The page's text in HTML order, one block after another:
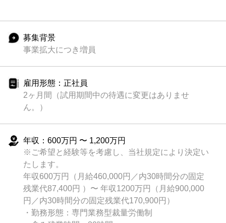
募集背景
事業拡大につき増員
雇用形態：正社員
2ヶ月間（試用期間中の待遇に変更はありませ
ん。）
年収：600万円 〜 1,200万円
※ご希望と経験等を考慮し、当社規定により決定い
たします。
年収600万円（月給460,000円／内30時間分の固定
残業代87,400円 ）〜 年収1200万円（月給900,000
円／内30時間分の固定残業代170,900円）
・勤務形態：専門業務型裁量労働制